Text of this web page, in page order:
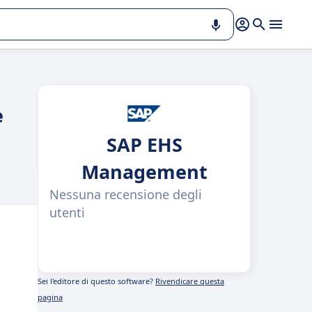
SAP EHS
Management
Nessuna recensione degli
utenti
Sei l'editore di questo software? Rivendicare questa
pagina